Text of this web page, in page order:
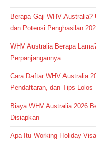
Berapa Gaji WHV
dan Potensi Penghasilan
WHV Australia Berapa
Perpanjangannya
Cara Daftar WHV Australia
Pendaftaran, dan Tips Lolos
Biaya WHV Australia 2026
Disiapkan
Apa Itu Working Holiday